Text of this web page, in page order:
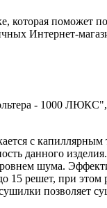
поможет
Интернет-
- 1000 ЛЮКС",
с капиллярным
данного
шума.
решет, при
позволяет